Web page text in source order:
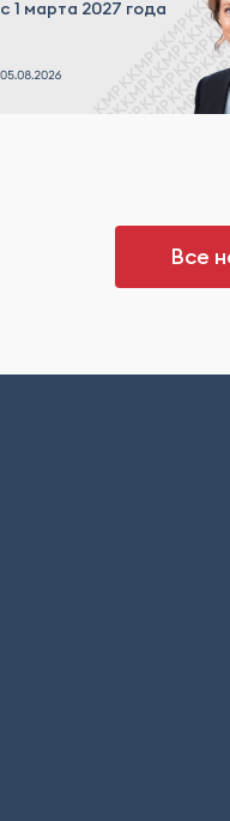
с 1 марта 2027 года
Все